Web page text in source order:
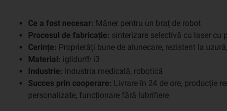
Ce a fost necesar: Mâner pentru un braț de robot
Procesul de fabricație: sinterizare selectivă cu laser cu
Cerințe: Proprietăți bune de alunecare, rezistent la
Material: iglidur® i3
Industrie: Industria medicală, robotică
Succes prin cooperare: Livrare în 24 de ore, producție
personalizate, funcționare fără lubrifiere